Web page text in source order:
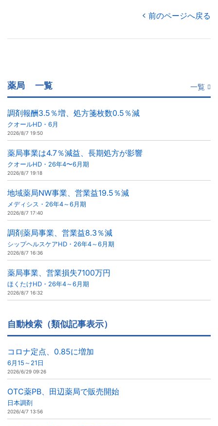
前のページへ戻る
薬局 一覧 一覧
調剤報酬3.5％増、処方箋枚数0.5％減
クオールHD・6月
2026/8/7 19:50
薬局事業は4.7％減益、長期処方が影響
クオールHD・26年4〜6月期
2026/8/7 19:18
地域薬局NW事業、営業益19.5％減
メディシス・26年4～6月期
2026/8/7 17:40
調剤薬局事業、営業益8.3％減
シップヘルスケアHD・26年4～6月期
2026/8/7 16:36
薬局事業、営業損失7100万円
ほくたけHD・26年4～6月期
2026/8/7 16:32
自動検索（類似記事表示）
コロナ定点、0.85に増加
6月15～21日
2026/6/29 09:26
OTC薬PB、田辺薬局で販売開始
日本調剤
2026/4/7 13:56